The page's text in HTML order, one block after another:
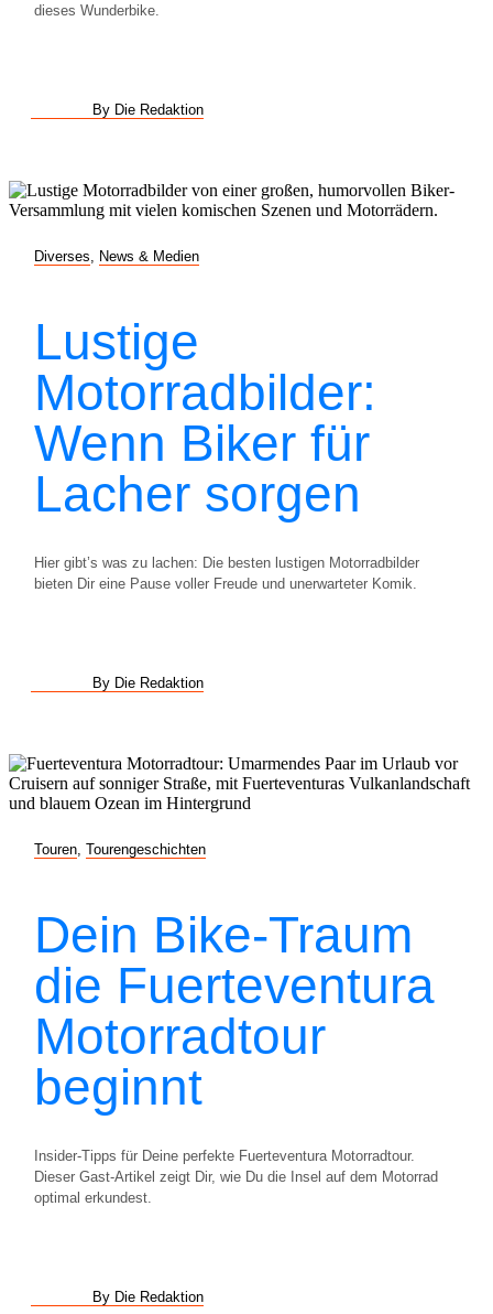
dieses Wunderbike.
By Die Redaktion
Diverses News & Medien
Lustige
Motorradbilder:
Wenn Biker für
Lacher sorgen
Hier gibt’s was zu lachen: Die besten lustigen Motorradbilder
bieten Dir eine Pause voller Freude und unerwarteter Komik.
By Die Redaktion
Touren Tourengeschichten
Dein Bike-Traum
die Fuerteventura
Motorradtour
beginnt
Insider-Tipps für Deine perfekte Fuerteventura Motorradtour.
Dieser Gast-Artikel zeigt Dir, wie Du die Insel auf dem Motorrad
optimal erkundest.
By Die Redaktion